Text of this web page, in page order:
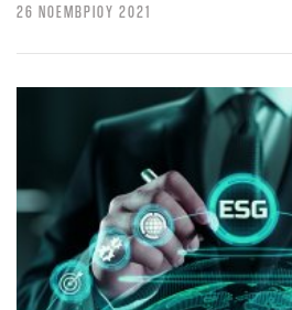
26 ΝΟΕΜΒΡΙΟΥ 2021